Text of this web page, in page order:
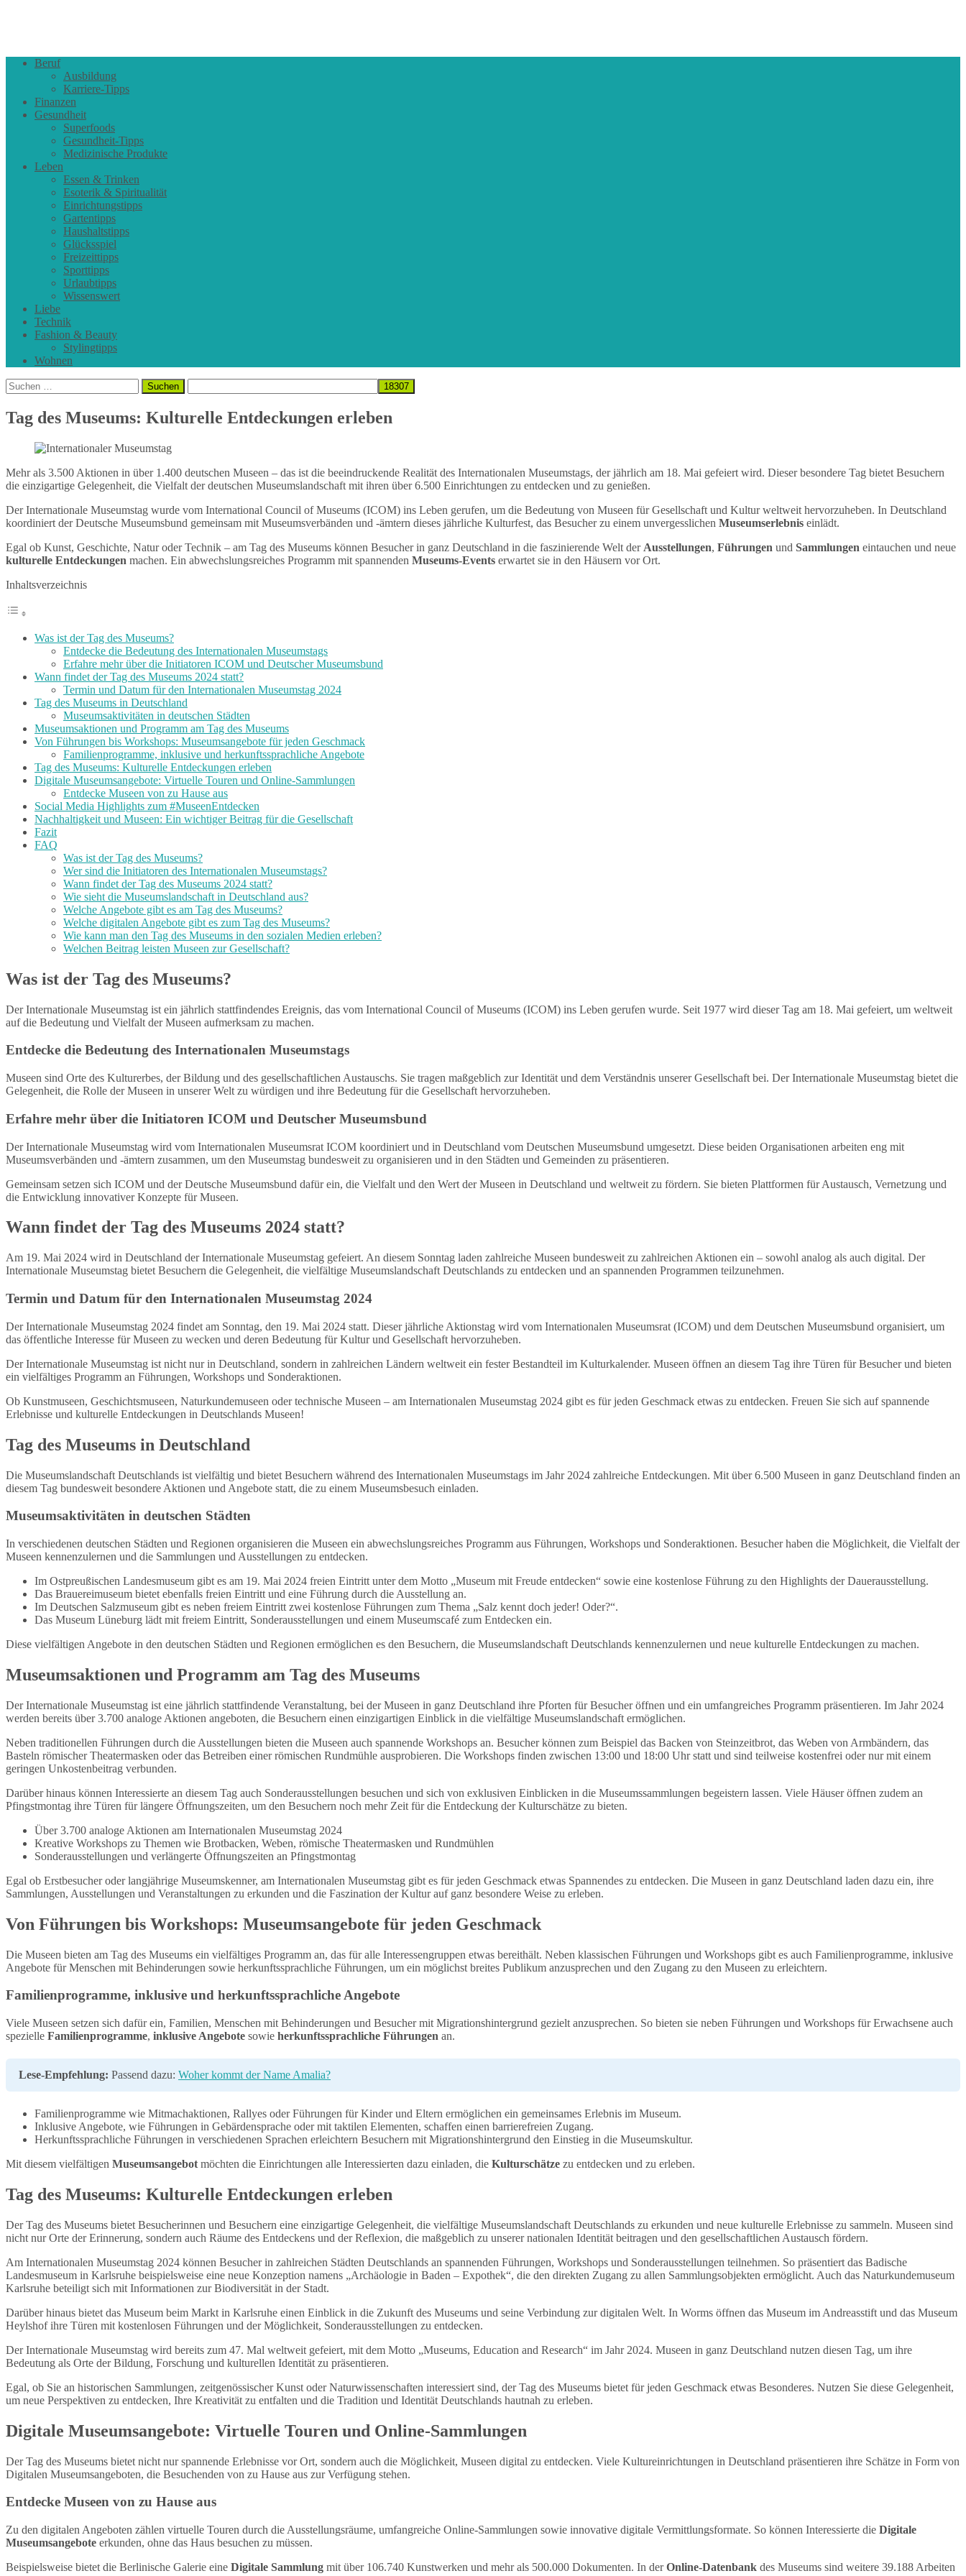
Beruf
Ausbildung
Karriere-Tipps
Finanzen
Gesundheit
Superfoods
Gesundheit-Tipps
Medizinische Produkte
Leben
Essen & Trinken
Esoterik & Spiritualität
Einrichtungstipps
Gartentipps
Haushaltstipps
Glücksspiel
Freizeittipps
Sporttipps
Urlaubtipps
Wissenswert
Liebe
Technik
Fashion & Beauty
Stylingtipps
Wohnen
Suchen
nach:
Tag des Museums: Kulturelle Entdeckungen erleben
Mehr als 3.500 Aktionen in über 1.400 deutschen Museen – das ist die beeindruckende Realität des Internationalen Museumstags, der jährlich am 18. Mai gefeiert wird. Dieser besondere Tag bietet Besuchern
die einzigartige Gelegenheit, die Vielfalt der deutschen Museumslandschaft mit ihren über 6.500 Einrichtungen zu entdecken und zu genießen.
Der Internationale Museumstag wurde vom International Council of Museums (ICOM) ins Leben gerufen, um die Bedeutung von Museen für Gesellschaft und Kultur weltweit hervorzuheben. In Deutschland
koordiniert der Deutsche Museumsbund gemeinsam mit Museumsverbänden und -ämtern dieses jährliche Kulturfest, das Besucher zu einem unvergesslichen Museumserlebnis einlädt.
Egal ob Kunst, Geschichte, Natur oder Technik – am Tag des Museums können Besucher in ganz Deutschland in die faszinierende Welt der Ausstellungen, Führungen und Sammlungen eintauchen und neue
kulturelle Entdeckungen machen. Ein abwechslungsreiches Programm mit spannenden Museums-Events erwartet sie in den Häusern vor Ort.
Inhaltsverzeichnis
Was ist der Tag des Museums?
Entdecke die Bedeutung des Internationalen Museumstags
Erfahre mehr über die Initiatoren ICOM und Deutscher Museumsbund
Wann findet der Tag des Museums 2024 statt?
Termin und Datum für den Internationalen Museumstag 2024
Tag des Museums in Deutschland
Museumsaktivitäten in deutschen Städten
Museumsaktionen und Programm am Tag des Museums
Von Führungen bis Workshops: Museumsangebote für jeden Geschmack
Familienprogramme, inklusive und herkunftssprachliche Angebote
Tag des Museums: Kulturelle Entdeckungen erleben
Digitale Museumsangebote: Virtuelle Touren und Online-Sammlungen
Entdecke Museen von zu Hause aus
Social Media Highlights zum #MuseenEntdecken
Nachhaltigkeit und Museen: Ein wichtiger Beitrag für die Gesellschaft
Fazit
FAQ
Was ist der Tag des Museums?
Wer sind die Initiatoren des Internationalen Museumstags?
Wann findet der Tag des Museums 2024 statt?
Wie sieht die Museumslandschaft in Deutschland aus?
Welche Angebote gibt es am Tag des Museums?
Welche digitalen Angebote gibt es zum Tag des Museums?
Wie kann man den Tag des Museums in den sozialen Medien erleben?
Welchen Beitrag leisten Museen zur Gesellschaft?
Was ist der Tag des Museums?
Der Internationale Museumstag ist ein jährlich stattfindendes Ereignis, das vom International Council of Museums (ICOM) ins Leben gerufen wurde. Seit 1977 wird dieser Tag am 18. Mai gefeiert, um weltweit
auf die Bedeutung und Vielfalt der Museen aufmerksam zu machen.
Entdecke die Bedeutung des Internationalen Museumstags
Museen sind Orte des Kulturerbes, der Bildung und des gesellschaftlichen Austauschs. Sie tragen maßgeblich zur Identität und dem Verständnis unserer Gesellschaft bei. Der Internationale Museumstag bietet die
Gelegenheit, die Rolle der Museen in unserer Welt zu würdigen und ihre Bedeutung für die Gesellschaft hervorzuheben.
Erfahre mehr über die Initiatoren ICOM und Deutscher Museumsbund
Der Internationale Museumstag wird vom Internationalen Museumsrat ICOM koordiniert und in Deutschland vom Deutschen Museumsbund umgesetzt. Diese beiden Organisationen arbeiten eng mit
Museumsverbänden und -ämtern zusammen, um den Museumstag bundesweit zu organisieren und in den Städten und Gemeinden zu präsentieren.
Gemeinsam setzen sich ICOM und der Deutsche Museumsbund dafür ein, die Vielfalt und den Wert der Museen in Deutschland und weltweit zu fördern. Sie bieten Plattformen für Austausch, Vernetzung und
die Entwicklung innovativer Konzepte für Museen.
Wann findet der Tag des Museums 2024 statt?
Am 19. Mai 2024 wird in Deutschland der Internationale Museumstag gefeiert. An diesem Sonntag laden zahlreiche Museen bundesweit zu zahlreichen Aktionen ein – sowohl analog als auch digital. Der
Internationale Museumstag bietet Besuchern die Gelegenheit, die vielfältige Museumslandschaft Deutschlands zu entdecken und an spannenden Programmen teilzunehmen.
Termin und Datum für den Internationalen Museumstag 2024
Der Internationale Museumstag 2024 findet am Sonntag, den 19. Mai 2024 statt. Dieser jährliche Aktionstag wird vom Internationalen Museumsrat (ICOM) und dem Deutschen Museumsbund organisiert, um
das öffentliche Interesse für Museen zu wecken und deren Bedeutung für Kultur und Gesellschaft hervorzuheben.
Der Internationale Museumstag ist nicht nur in Deutschland, sondern in zahlreichen Ländern weltweit ein fester Bestandteil im Kulturkalender. Museen öffnen an diesem Tag ihre Türen für Besucher und bieten
ein vielfältiges Programm an Führungen, Workshops und Sonderaktionen.
Ob Kunstmuseen, Geschichtsmuseen, Naturkundemuseen oder technische Museen – am Internationalen Museumstag 2024 gibt es für jeden Geschmack etwas zu entdecken. Freuen Sie sich auf spannende
Erlebnisse und kulturelle Entdeckungen in Deutschlands Museen!
Tag des Museums in Deutschland
Die Museumslandschaft Deutschlands ist vielfältig und bietet Besuchern während des Internationalen Museumstags im Jahr 2024 zahlreiche Entdeckungen. Mit über 6.500 Museen in ganz Deutschland finden an
diesem Tag bundesweit besondere Aktionen und Angebote statt, die zu einem Museumsbesuch einladen.
Museumsaktivitäten in deutschen Städten
In verschiedenen deutschen Städten und Regionen organisieren die Museen ein abwechslungsreiches Programm aus Führungen, Workshops und Sonderaktionen. Besucher haben die Möglichkeit, die Vielfalt der
Museen kennenzulernen und die Sammlungen und Ausstellungen zu entdecken.
Im Ostpreußischen Landesmuseum gibt es am 19. Mai 2024 freien Eintritt unter dem Motto „Museum mit Freude entdecken“ sowie eine kostenlose Führung zu den Highlights der Dauerausstellung.
Das Brauereimuseum bietet ebenfalls freien Eintritt und eine Führung durch die Ausstellung an.
Im Deutschen Salzmuseum gibt es neben freiem Eintritt zwei kostenlose Führungen zum Thema „Salz kennt doch jeder! Oder?“.
Das Museum Lüneburg lädt mit freiem Eintritt, Sonderausstellungen und einem Museumscafé zum Entdecken ein.
Diese vielfältigen Angebote in den deutschen Städten und Regionen ermöglichen es den Besuchern, die Museumslandschaft Deutschlands kennenzulernen und neue kulturelle Entdeckungen zu machen.
Museumsaktionen und Programm am Tag des Museums
Der Internationale Museumstag ist eine jährlich stattfindende Veranstaltung, bei der Museen in ganz Deutschland ihre Pforten für Besucher öffnen und ein umfangreiches Programm präsentieren. Im Jahr 2024
werden bereits über 3.700 analoge Aktionen angeboten, die Besuchern einen einzigartigen Einblick in die vielfältige Museumslandschaft ermöglichen.
Neben traditionellen Führungen durch die Ausstellungen bieten die Museen auch spannende Workshops an. Besucher können zum Beispiel das Backen von Steinzeitbrot, das Weben von Armbändern, das
Basteln römischer Theatermasken oder das Betreiben einer römischen Rundmühle ausprobieren. Die Workshops finden zwischen 13:00 und 18:00 Uhr statt und sind teilweise kostenfrei oder nur mit einem
geringen Unkostenbeitrag verbunden.
Darüber hinaus können Interessierte an diesem Tag auch Sonderausstellungen besuchen und sich von exklusiven Einblicken in die Museumssammlungen begeistern lassen. Viele Häuser öffnen zudem an
Pfingstmontag ihre Türen für längere Öffnungszeiten, um den Besuchern noch mehr Zeit für die Entdeckung der Kulturschätze zu bieten.
Über 3.700 analoge Aktionen am Internationalen Museumstag 2024
Kreative Workshops zu Themen wie Brotbacken, Weben, römische Theatermasken und Rundmühlen
Sonderausstellungen und verlängerte Öffnungszeiten an Pfingstmontag
Egal ob Erstbesucher oder langjährige Museumskenner, am Internationalen Museumstag gibt es für jeden Geschmack etwas Spannendes zu entdecken. Die Museen in ganz Deutschland laden dazu ein, ihre
Sammlungen, Ausstellungen und Veranstaltungen zu erkunden und die Faszination der Kultur auf ganz besondere Weise zu erleben.
Von Führungen bis Workshops: Museumsangebote für jeden Geschmack
Die Museen bieten am Tag des Museums ein vielfältiges Programm an, das für alle Interessengruppen etwas bereithält. Neben klassischen Führungen und Workshops gibt es auch Familienprogramme, inklusive
Angebote für Menschen mit Behinderungen sowie herkunftssprachliche Führungen, um ein möglichst breites Publikum anzusprechen und den Zugang zu den Museen zu erleichtern.
Familienprogramme, inklusive und herkunftssprachliche Angebote
Viele Museen setzen sich dafür ein, Familien, Menschen mit Behinderungen und Besucher mit Migrationshintergrund gezielt anzusprechen. So bieten sie neben Führungen und Workshops für Erwachsene auch
spezielle Familienprogramme, inklusive Angebote sowie herkunftssprachliche Führungen an.
Lese-Empfehlung: Passend dazu: Woher kommt der Name Amalia?
Familienprogramme wie Mitmachaktionen, Rallyes oder Führungen für Kinder und Eltern ermöglichen ein gemeinsames Erlebnis im Museum.
Inklusive Angebote, wie Führungen in Gebärdensprache oder mit taktilen Elementen, schaffen einen barrierefreien Zugang.
Herkunftssprachliche Führungen in verschiedenen Sprachen erleichtern Besuchern mit Migrationshintergrund den Einstieg in die Museumskultur.
Mit diesem vielfältigen Museumsangebot möchten die Einrichtungen alle Interessierten dazu einladen, die Kulturschätze zu entdecken und zu erleben.
Tag des Museums: Kulturelle Entdeckungen erleben
Der Tag des Museums bietet Besucherinnen und Besuchern eine einzigartige Gelegenheit, die vielfältige Museumslandschaft Deutschlands zu erkunden und neue kulturelle Erlebnisse zu sammeln. Museen sind
nicht nur Orte der Erinnerung, sondern auch Räume des Entdeckens und der Reflexion, die maßgeblich zu unserer nationalen Identität beitragen und den gesellschaftlichen Austausch fördern.
Am Internationalen Museumstag 2024 können Besucher in zahlreichen Städten Deutschlands an spannenden Führungen, Workshops und Sonderausstellungen teilnehmen. So präsentiert das Badische
Landesmuseum in Karlsruhe beispielsweise eine neue Konzeption namens „Archäologie in Baden – Expothek“, die den direkten Zugang zu allen Sammlungsobjekten ermöglicht. Auch das Naturkundemuseum
Karlsruhe beteiligt sich mit Informationen zur Biodiversität in der Stadt.
Darüber hinaus bietet das Museum beim Markt in Karlsruhe einen Einblick in die Zukunft des Museums und seine Verbindung zur digitalen Welt. In Worms öffnen das Museum im Andreasstift und das Museum
Heylshof ihre Türen mit kostenlosen Führungen und der Möglichkeit, Sonderausstellungen zu entdecken.
Der Internationale Museumstag wird bereits zum 47. Mal weltweit gefeiert, mit dem Motto „Museums, Education and Research“ im Jahr 2024. Museen in ganz Deutschland nutzen diesen Tag, um ihre
Bedeutung als Orte der Bildung, Forschung und kulturellen Identität zu präsentieren.
Egal, ob Sie an historischen Sammlungen, zeitgenössischer Kunst oder Naturwissenschaften interessiert sind, der Tag des Museums bietet für jeden Geschmack etwas Besonderes. Nutzen Sie diese Gelegenheit,
um neue Perspektiven zu entdecken, Ihre Kreativität zu entfalten und die Tradition und Identität Deutschlands hautnah zu erleben.
Digitale Museumsangebote: Virtuelle Touren und Online-Sammlungen
Der Tag des Museums bietet nicht nur spannende Erlebnisse vor Ort, sondern auch die Möglichkeit, Museen digital zu entdecken. Viele Kultureinrichtungen in Deutschland präsentieren ihre Schätze in Form von
Digitalen Museumsangeboten, die Besuchenden von zu Hause aus zur Verfügung stehen.
Entdecke Museen von zu Hause aus
Zu den digitalen Angeboten zählen virtuelle Touren durch die Ausstellungsräume, umfangreiche Online-Sammlungen sowie innovative digitale Vermittlungsformate. So können Interessierte die Digitale
Museumsangebote erkunden, ohne das Haus besuchen zu müssen.
Beispielsweise bietet die Berlinische Galerie eine Digitale Sammlung mit über 106.740 Kunstwerken und mehr als 500.000 Dokumenten. In derOnline-Datenbank des Museums sind weitere 39.188 Arbeiten